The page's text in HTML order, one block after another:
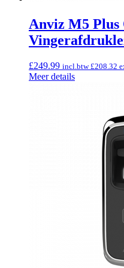
Anviz M5 Plus
£249.99 incl.btw£208.32
Meer details